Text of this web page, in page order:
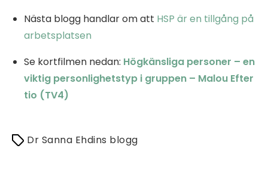
Nästa blogg handlar om att HSP är en tillgång på
arbetsplatsen
Se kortfilmen nedan: Högkänsliga personer – en
viktig personlighetstyp i gruppen – Malou Efter
tio (TV4)
Dr Sanna Ehdins blogg